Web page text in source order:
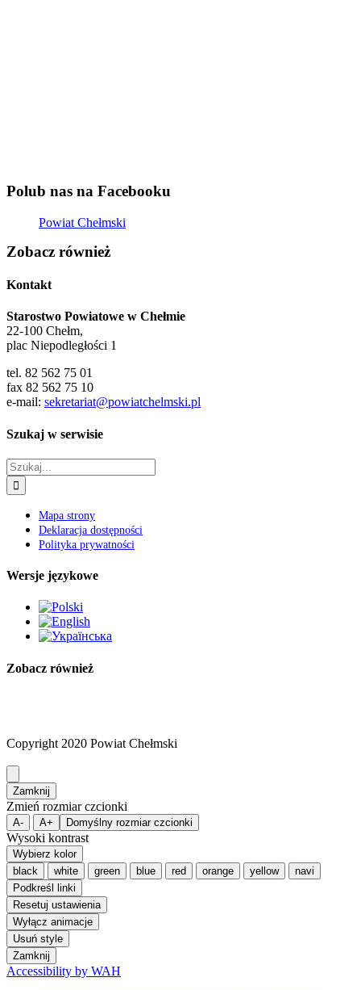
Polub nas na Facebooku
Powiat Chełmski
Zobacz również
Kontakt
Starostwo Powiatowe w Chełmie
22-100 Chełm,
plac Niepodległości 1
tel. 82 562 75 01
fax 82 562 75 10
e-mail: sekretariat@powiatchelmski.pl
Szukaj w serwisie
Szukaj
Mapa strony
Deklaracja dostępności
Polityka prywatności
Wersje językowe
Zobacz również
Copyright 2020 Powiat Chełmski
Zamknij
Zmień rozmiar czcionki
A- A+ Domyślny rozmiar czcionki
Wysoki kontrast
Wybierz kolor
black
white green blue red orange yellow
navi
Podkreśl linki
Resetuj ustawienia
Wyłącz animacje
Usuń style
Zamknij
Accessibility by WAH